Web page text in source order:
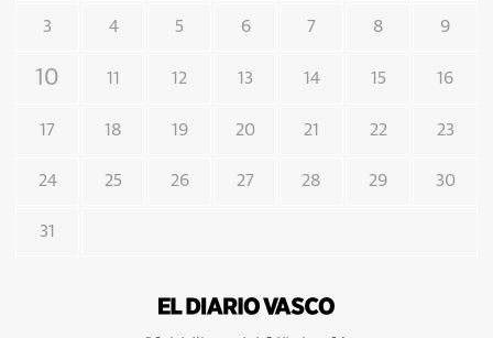
3 4 5 6 7 8 9
10 11 12 13 14 15 16
17 18 19 20 21 22 23
24 25 26 27 28 29 30
31